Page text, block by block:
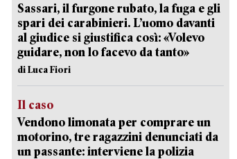
Sassari, il furgone rubato, la fuga e gli
spari dei carabinieri. L’uomo davanti
al giudice si giustifica così: «Volevo
guidare, non lo facevo da tanto»
di Luca Fiori
Il caso
Vendono limonata per comprare un
motorino, tre ragazzini denunciati da
un passante: interviene la polizia